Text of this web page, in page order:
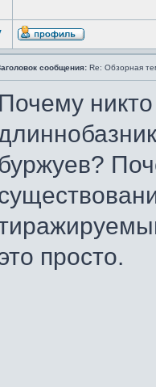
сообщения: Re: Обзорная
Почему
просто.